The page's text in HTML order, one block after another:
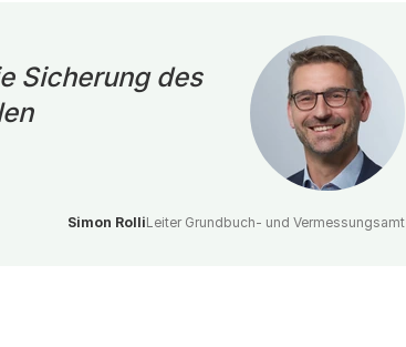
Sicherung des
Simon RolliLeiter Grundbuch- und Vermessungsamt